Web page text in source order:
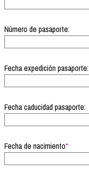
Número de pasaporte:
Fecha expedición pasaporte:
Fecha caducidad pasaporte:
Fecha de nacimiento*